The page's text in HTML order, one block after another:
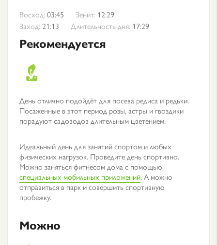
Восход: 03:45 Зенит: 12:29
Заход: 21:13 Длительность дня: 17:29
Рекомендуется
День отлично подойдёт для посева редиса и редьки.
Посаженные в этот период розы, астры и гвоздики
порадуют садоводов длительным цветением.
Идеальный день для занятий спортом и любых
физических нагрузок. Проведите день спортивно.
Можно заняться фитнесом дома с помощью
специальных мобильных приложений. А можно
отправиться в парк и совершить спортивную
пробежку.
Можно